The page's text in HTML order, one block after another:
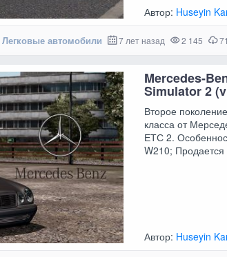
Автор: Huseyin
Легковые автомобили 7 лет назад 2 145
Mercedes-
Simulator 2
Второе
класса от
ЕТС 2.
W210; Продается
Автор: Huseyin